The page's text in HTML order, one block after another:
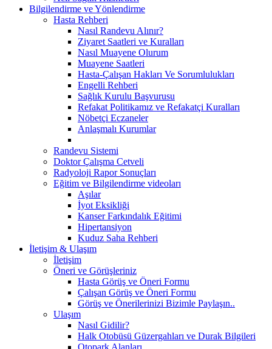
Bilgilendirme ve Yönlendirme
Hasta Rehberi
Nasıl Randevu Alınır?
Ziyaret Saatleri ve Kuralları
Nasıl Muayene Olurum
Muayene Saatleri
Hasta-Çalışan Hakları Ve Sorumlulukları
Engelli Rehberi
Sağlık Kurulu Başvurusu
Refakat Politikamız ve Refakatçi Kuralları
Nöbetçi Eczaneler
Anlaşmalı Kurumlar
Randevu Sistemi
Doktor Çalışma Cetveli
Radyoloji Rapor Sonuçları
Eğitim ve Bilgilendirme videoları
Aşılar
İyot Eksikliği
Kanser Farkındalık Eğitimi
Hipertansiyon
Kuduz Saha Rehberi
İletişim & Ulaşım
İletişim
Öneri ve Görüşleriniz
Hasta Görüş ve Öneri Formu
Çalışan Görüş ve Öneri Formu
Görüş ve Önerilerinizi Bizimle Paylaşın..
Ulaşım
Nasıl Gidilir?
Halk Otobüsü Güzergahları ve Durak Bilgileri
Otopark Alanları